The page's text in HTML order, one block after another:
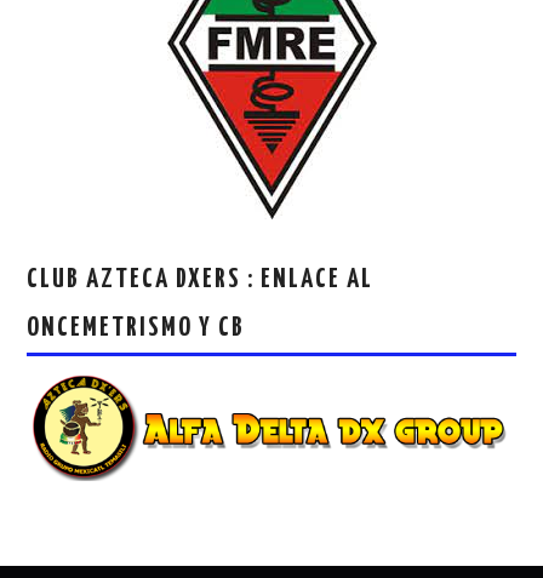
CLUB AZTECA DXERS : ENLACE AL
ONCEMETRISMO Y CB